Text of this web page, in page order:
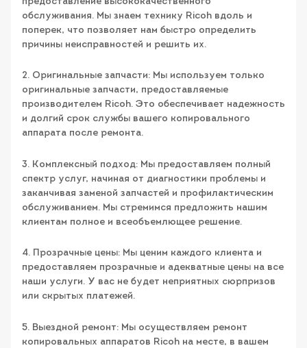
обслуживания. Мы знаем технику Ricoh вдоль и
поперек, что позволяет нам быстро определить
причины неисправностей и решить их.
2. Оригинальные запчасти: Мы используем только
оригинальные запчасти, предоставляемые
производителем Ricoh. Это обеспечивает надежность
и долгий срок службы вашего копировального
аппарата после ремонта.
3. Комплексный подход: Мы предоставляем полный
спектр услуг, начиная от диагностики проблемы и
заканчивая заменой запчастей и профилактическим
обслуживанием. Мы стремимся предложить нашим
клиентам полное и всеобъемлющее решение.
4. Прозрачные цены: Мы ценим каждого клиента и
предоставляем прозрачные и адекватные цены на все
наши услуги. У вас не будет неприятных сюрпризов
или скрытых платежей.
5. Выездной ремонт: Мы осуществляем ремонт
копировальных аппаратов Ricoh на месте, в вашем